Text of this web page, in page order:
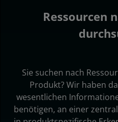
Ressourcen
Sie suchen nach
Produkt? Wir haben
wesentlichen
benötigen, an einer